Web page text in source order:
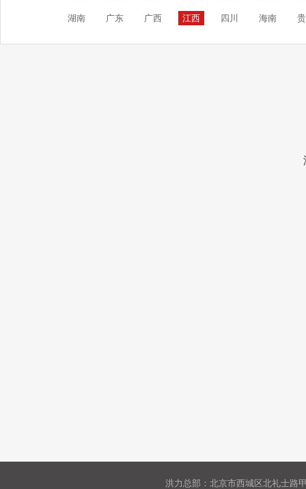
湖南 广东 广西 江西 四川 海南
洪力总部：北京市西城区北礼士路